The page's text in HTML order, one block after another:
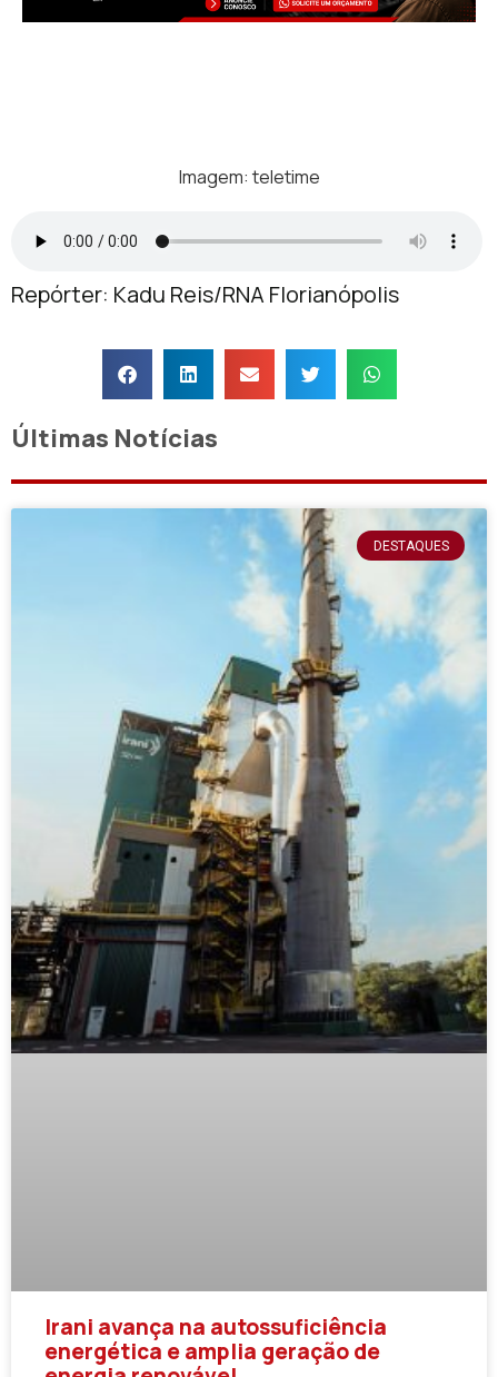
Imagem: teletime
Repórter: Kadu Reis/RNA Florianópolis
Últimas Notícias
DESTAQUES
Irani avança na autossuficiência
energética e amplia geração de